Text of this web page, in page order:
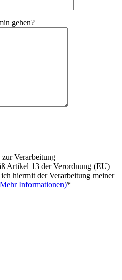
gehen?
zur Verarbeitung
Artikel 13 der Verordnung (EU)
hiermit der Verarbeitung meiner
Informationen)*